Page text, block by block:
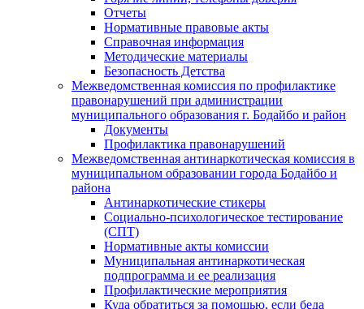
Отчеты
Нормативные правовые акты
Справочная информация
Методические материалы
Безопасность Детства
Межведомственная комиссия по профилактике
правонарушений при администрации
муниципального образования г. Бодайбо и район
Документы
Профилактика правонарушений
Межведомственная антинаркотическая комиссия в
муниципальном образовании города Бодайбо и
района
Антинаркотические стикеры
Социально-психологическое тестирование
(СПТ)
Нормативные акты комиссии
Муниципальная антинаркотическая
подпрограмма и ее реализация
Профилактические мероприятия
Куда обратиться за помощью, если беда